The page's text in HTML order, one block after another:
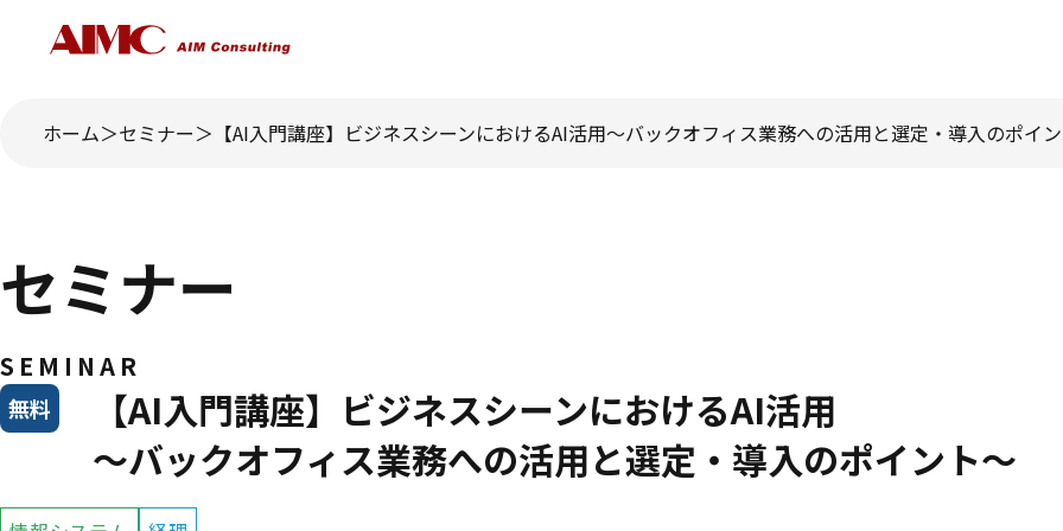
ホーム セミナー 【AI入門講座】ビジネスシーンにおけるAI活用～バックオフィス業務への活用と選定・導入のポイ
セミナー
SEMINAR
【AI入門講座】ビジネスシーンにおけるAI活用
～バックオフィス業務への活用と選定・導入のポイント～
無料